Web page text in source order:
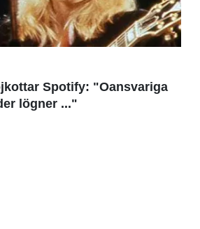
Spotify: "Oansvariga
lögner ..."